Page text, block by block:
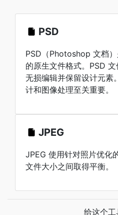
PSD
PSD（Photoshop 文档
的原生文件格式。PSD
无损编辑并保留设计元素
计和图像处理至关重要。
JPEG
JPEG 使用针对照片优化
文件大小之间取得平衡。
给这个工